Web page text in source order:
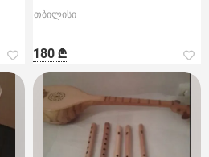
თბილისი
180 ₾